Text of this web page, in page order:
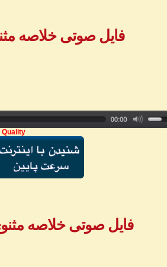
فایل صوتی خلاصه مثنوی -
Quality
فایل صوتی خلاصه مثنوی - بخش